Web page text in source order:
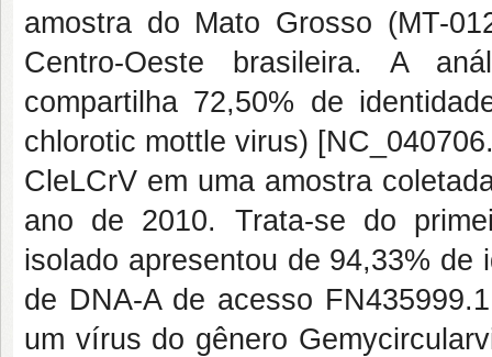
amostra do Mato Grosso (MT-
Centro-Oeste brasileira. A
compartilha 72,50% de
chlorotic mottle virus)
CleLCrV em uma amostra
ano de 2010. Trata-se do
isolado apresentou de 94,33% de
de DNA-A de acesso
um vírus do gênero